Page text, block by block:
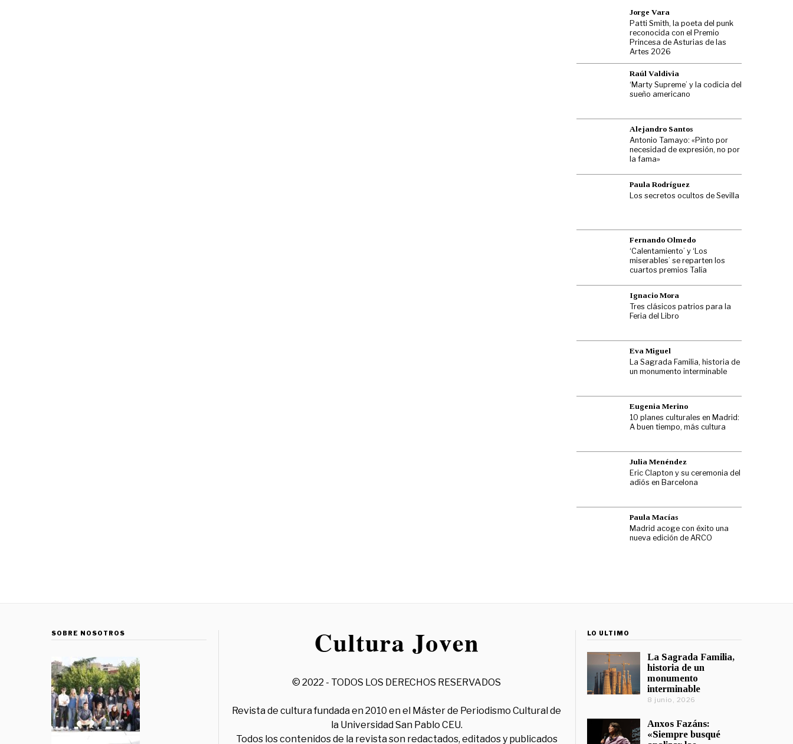
Jorge Vara
Patti Smith, la poeta del punk
reconocida con el Premio
Princesa de Asturias de las
Artes 2026
Raúl Valdivia
‘Marty Supreme’ y la codicia del
sueño americano
Alejandro Santos
Antonio Tamayo: «Pinto por
necesidad de expresión, no por
la fama»
Paula Rodríguez
Los secretos ocultos de Sevilla
Fernando Olmedo
‘Calentamiento’ y ‘Los
miserables’ se reparten los
cuartos premios Talía
Ignacio Mora
Tres clásicos patrios para la
Feria del Libro
Eva Miguel
La Sagrada Familia, historia de
un monumento interminable
Eugenia Merino
10 planes culturales en Madrid:
A buen tiempo, más cultura
Julia Menéndez
Eric Clapton y su ceremonia del
adiós en Barcelona
Paula Macías
Madrid acoge con éxito una
nueva edición de ARCO
SOBRE NOSOTROS
© 2022 - TODOS LOS DERECHOS RESERVADOS
Revista de cultura fundada en 2010 en el Máster de Periodismo Cultural de
la Universidad San Pablo CEU.
Todos los contenidos de la revista son redactados, editados y publicados
LO ÚLTIMO
La Sagrada Familia,
historia de un
monumento
interminable
8 junio, 2026
Anxos Fazáns:
«Siempre busqué